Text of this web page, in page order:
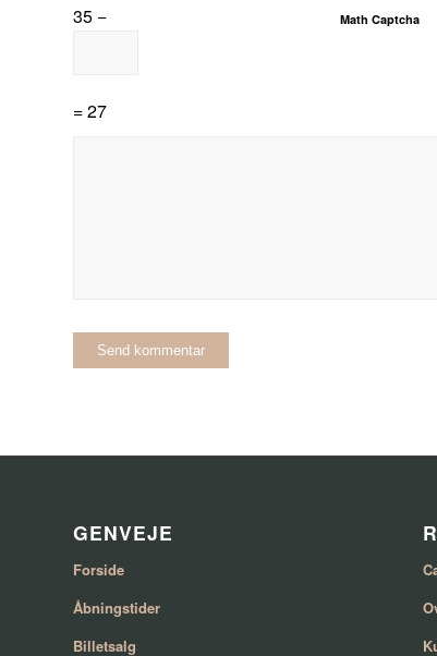
Math Captcha
35 −
= 27
GENVEJE
Forside
Åbningstider
Billetsalg